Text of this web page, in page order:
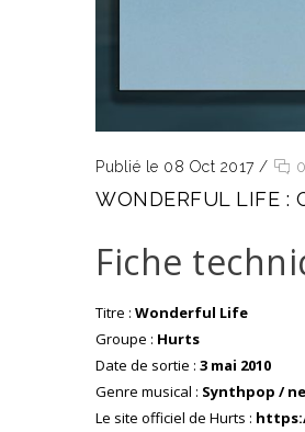
Publié le 08 Oct 2017 / 0
WONDERFUL LIFE :
Fiche
Titre : Wonderful Life
Groupe : Hurts
Date de sortie : 3 mai 2010
Genre musical : Synthpop /
Le site officiel de Hurts :